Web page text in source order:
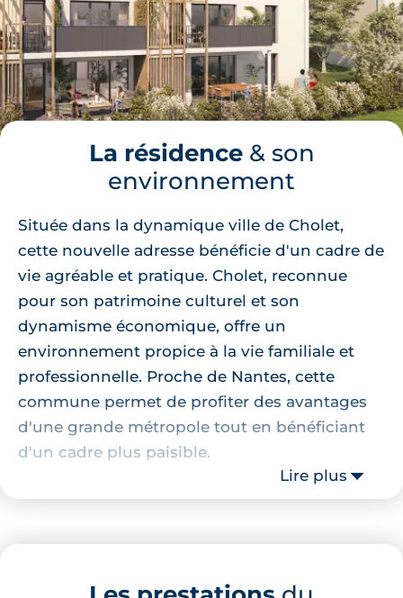
La résidence& son
environnement
Située dans la dynamique ville de Cholet,
cette nouvelle adresse bénéficie d'un cadre de
vie agréable et pratique. Cholet, reconnue
pour son patrimoine culturel et son
dynamisme économique, offre un
environnement propice à la vie familiale et
professionnelle. Proche de Nantes, cette
commune permet de profiter des avantages
d'une grande métropole tout en bénéficiant
d'un cadre plus paisible.
Localisation de la résidence
La résidence se trouve à proximité de
l'école La Ribambelle à seulement 6 minutes à
Lire plus